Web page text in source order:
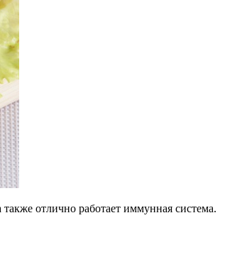
отлично работает иммунная система.